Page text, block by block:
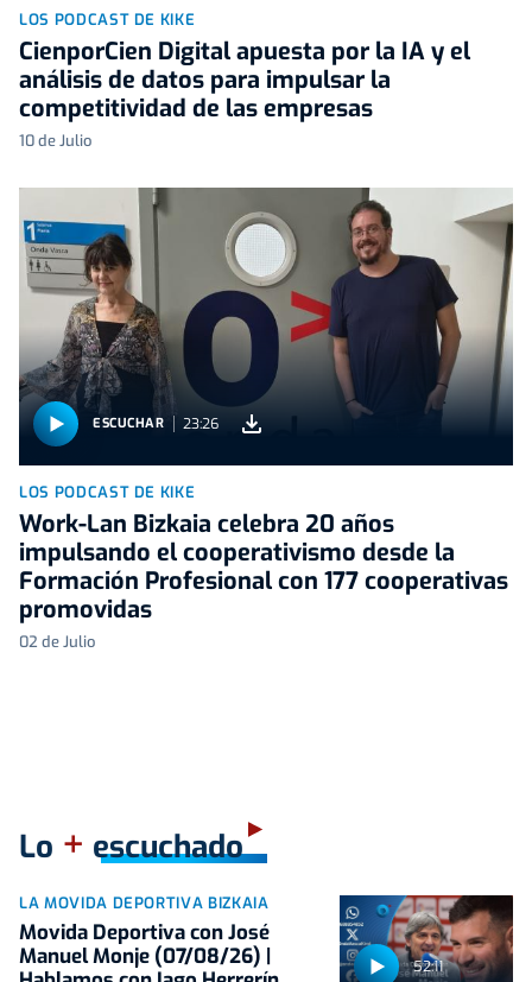
LOS PODCAST DE KIKE
CienporCien Digital apuesta por la IA y el
análisis de datos para impulsar la
competitividad de las empresas
10 de Julio
ESCUCHAR 23:26
LOS PODCAST DE KIKE
Work-Lan Bizkaia celebra 20 años
impulsando el cooperativismo desde la
Formación Profesional con 177 cooperativas
promovidas
02 de Julio
Lo + escuchado
52:11
LA MOVIDA DEPORTIVA BIZKAIA
Movida Deportiva con José
Manuel Monje (07/08/26) |